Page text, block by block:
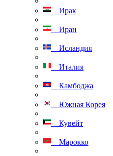
Ирак
Иран
Исландия
Италия
Камбоджа
Южная Корея
Кувейт
Марокко